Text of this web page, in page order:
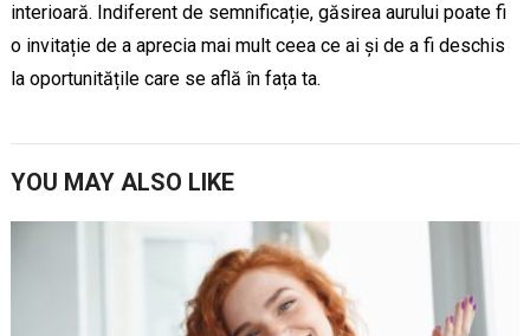
interioară. Indiferent de semnificație, găsirea aurului poate fi
o invitație de a aprecia mai mult ceea ce ai și de a fi deschis
la oportunitățile care se află în fața ta.
YOU MAY ALSO LIKE